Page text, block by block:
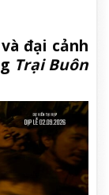
đại cảnh
Trại Buôn